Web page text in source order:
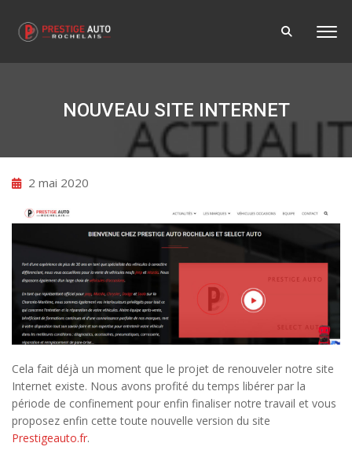
NOUVEAU SITE INTERNET
2 mai 2020
Cela fait déjà un moment que le projet de renouveler notre site
Internet existe. Nous avons profité du temps libérer par la
période de confinement pour enfin finaliser notre travail et vous
proposez enfin cette toute nouvelle version du site
Prestigeauto.fr.